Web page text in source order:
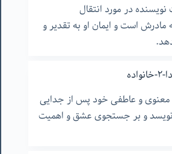
در مورد انتقال
است و ایمان او به تقدیر و
معنوی و عاطفی خود پس از جدایی
و بر جستجوی عشق و اهمیت